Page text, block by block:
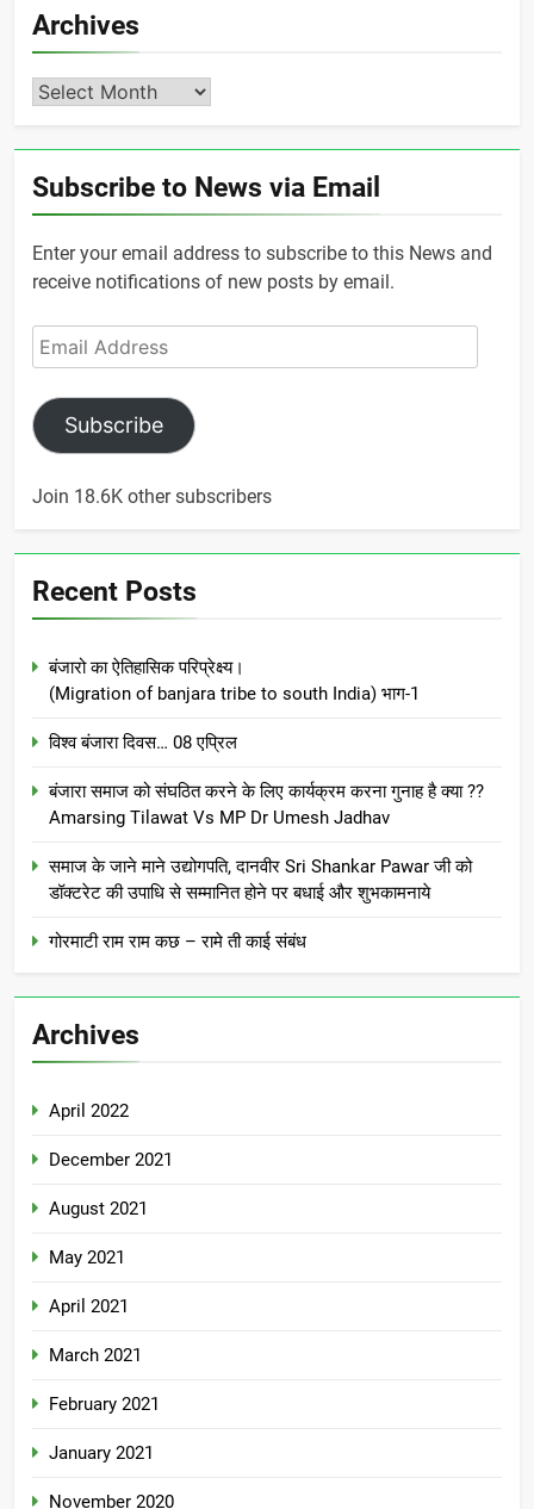
Archives
Archives
Subscribe to News via Email
Enter your email address to subscribe to this News and
receive notifications of new posts by email.
Email
Address
Subscribe
Join 18.6K other subscribers
Recent Posts
बंजारो का ऐतिहासिक परिप्रेक्ष्य।
(Migration of banjara tribe to south India) भाग-1
विश्व बंजारा दिवस… 08 एप्रिल
बंजारा समाज को संघठित करने के लिए कार्यक्रम करना गुनाह है क्या ??
Amarsing Tilawat Vs MP Dr Umesh Jadhav
समाज के जाने माने उद्योगपति, दानवीर Sri Shankar Pawar जी को
डॉक्टरेट की उपाधि से सम्मानित होने पर बधाई और शुभकामनाये
गोरमाटी राम राम कछ – रामे ती काई संबंध
Archives
April 2022
December 2021
August 2021
May 2021
April 2021
March 2021
February 2021
January 2021
November 2020